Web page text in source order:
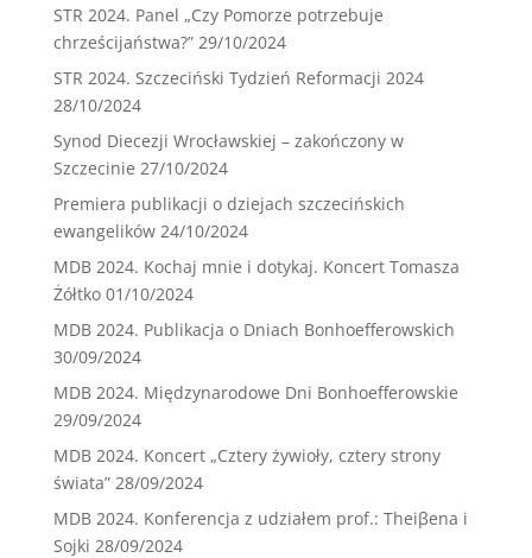
STR 2024. Panel „Czy Pomorze potrzebuje
chrześcijaństwa?” 29/10/2024
STR 2024. Szczeciński Tydzień Reformacji 2024
28/10/2024
Synod Diecezji Wrocławskiej – zakończony w
Szczecinie 27/10/2024
Premiera publikacji o dziejach szczecińskich
ewangelików 24/10/2024
MDB 2024. Kochaj mnie i dotykaj. Koncert Tomasza
Żółtko 01/10/2024
MDB 2024. Publikacja o Dniach Bonhoefferowskich
30/09/2024
MDB 2024. Międzynarodowe Dni Bonhoefferowskie
29/09/2024
MDB 2024. Koncert „Cztery żywioły, cztery strony
świata” 28/09/2024
MDB 2024. Konferencja z udziałem prof.: Theiβena i
Sojki 28/09/2024